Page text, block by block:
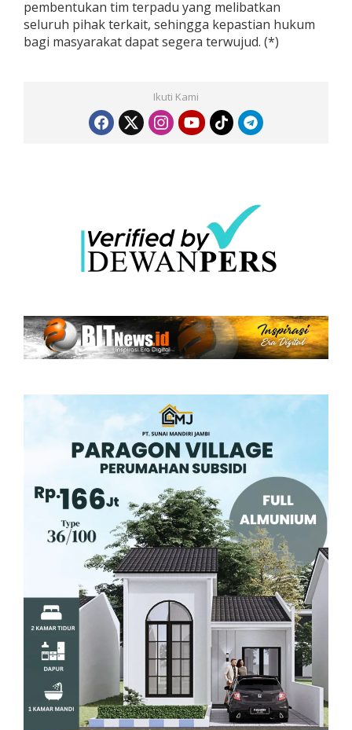
pembentukan tim terpadu yang melibatkan
seluruh pihak terkait, sehingga kepastian hukum
bagi masyarakat dapat segera terwujud. (*)
Ikuti Kami